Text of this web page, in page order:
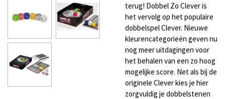
terug! Dobbel Zo Clever is
het vervolg op het populaire
dobbelspel Clever. Nieuwe
kleurencategorieën geven nu
nog meer uitdagingen voor
het behalen van een zo hoog
mogelijke score. Net als bij de
originele Clever kies je hier
zorgvuldig je dobbelstenen